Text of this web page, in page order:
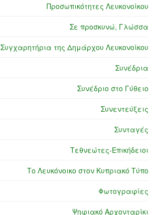
Προσωπικότητες Λευκονοίκου
Σε προσκυνώ, Γλώσσα
Συγχαρητήρια της Δημάρχου Λευκονοίκου
Συνέδρια
Συνέδριο στο Γύθειο
Συνεντεύξεις
Συνταγές
Τεθνεώτες-Επικήδειοι
Το Λευκόνοικο στον Κυπριακό Τύπο
Φωτογραφίες
Ψηφιακό Αρχονταρίκι